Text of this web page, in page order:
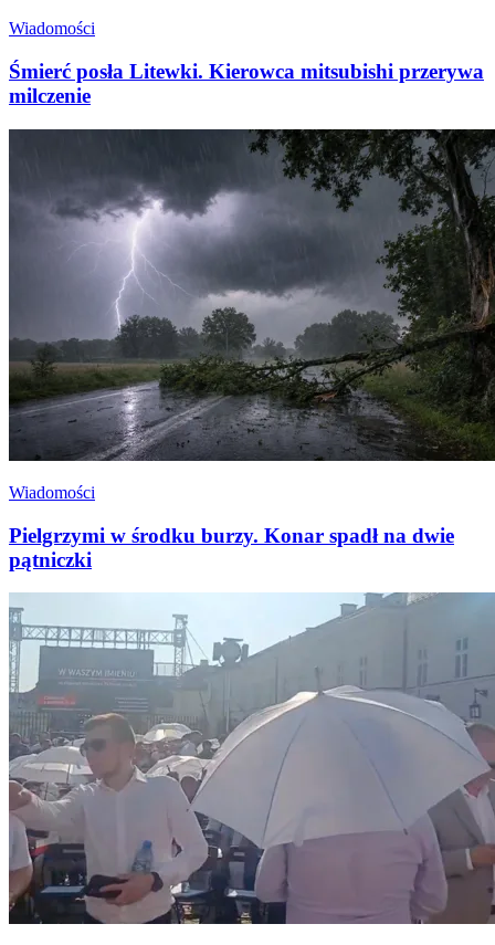
Wiadomości
Śmierć posła Litewki. Kierowca mitsubishi przerywa
milczenie
Wiadomości
Pielgrzymi w środku burzy. Konar spadł na dwie
pątniczki